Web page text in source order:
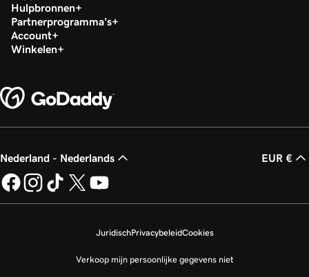
Hulpbronnen
Partnerprogramma's
Account
Winkelen
Nederland - Nederlands EUR €
JuridischPrivacybeleidCookies
Verkoop mijn persoonlijke gegevens niet